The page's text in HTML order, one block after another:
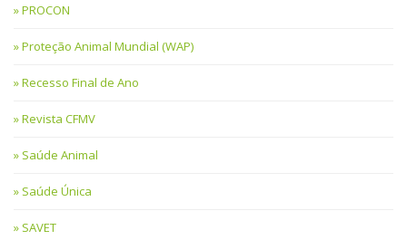
PROCON
Proteção Animal Mundial (WAP)
Recesso Final de Ano
Revista CFMV
Saúde Animal
Saúde Única
SAVET